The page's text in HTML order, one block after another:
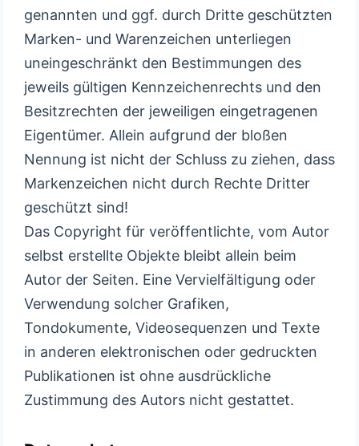
genannten und ggf. durch Dritte geschützten
Marken- und Warenzeichen unterliegen
uneingeschränkt den Bestimmungen des
jeweils gültigen Kennzeichenrechts und den
Besitzrechten der jeweiligen eingetragenen
Eigentümer. Allein aufgrund der bloßen
Nennung ist nicht der Schluss zu ziehen, dass
Markenzeichen nicht durch Rechte Dritter
geschützt sind!
Das Copyright für veröffentlichte, vom Autor
selbst erstellte Objekte bleibt allein beim
Autor der Seiten. Eine Vervielfältigung oder
Verwendung solcher Grafiken,
Tondokumente, Videosequenzen und Texte
in anderen elektronischen oder gedruckten
Publikationen ist ohne ausdrückliche
Zustimmung des Autors nicht gestattet.